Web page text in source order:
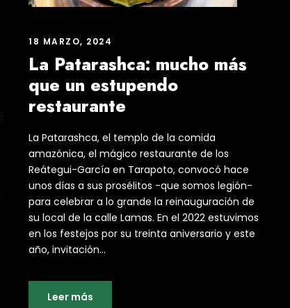
18 MARZO, 2024
La Patarashca: mucho más
que un estupendo
restaurante
La Patarashca, el templo de la comida
amazónica, el mágico restaurante de los
Reátegui-García en Tarapoto, convocó hace
unos días a sus prosélitos -que somos legión-
para celebrar a lo grande la reinauguración de
su local de la calle Lamas. En el 2022 estuvimos
en los festejos por su treinta aniversario y este
año, invitación...
Leer más